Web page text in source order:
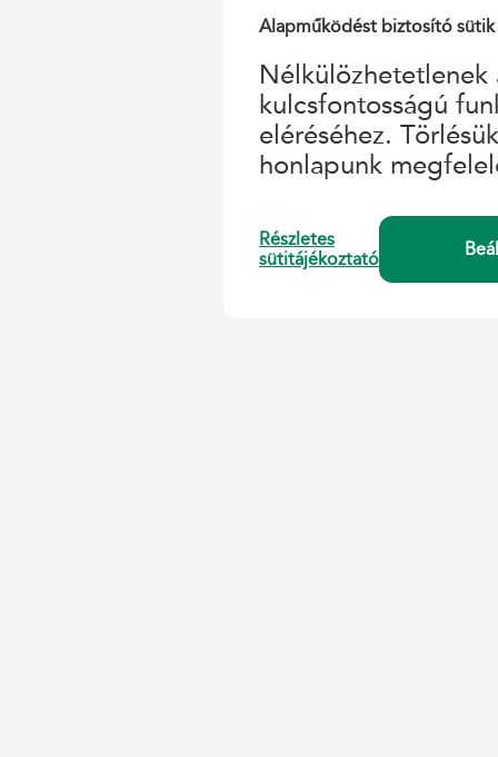
Alapműködést biztosító sütik
kulcsfontosságú
eléréséhez.
honlapunk
Részletes
sütitájékoztató